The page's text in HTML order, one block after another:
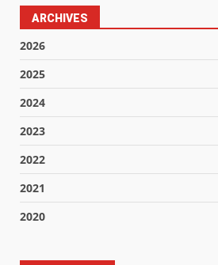
ARCHIVES
2026
2025
2024
2023
2022
2021
2020